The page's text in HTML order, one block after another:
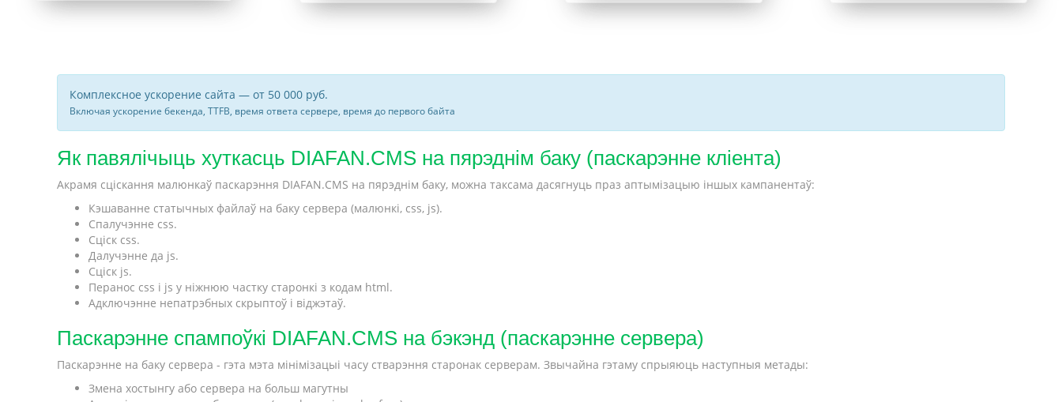
Комплексное ускорение сайта — от 50 000 руб.
Включая ускорение бекенда, TTFB, время ответа сервере, время до первого байта
Як павялічыць хуткасць DIAFAN.CMS на пярэднім баку (паскарэнне кліента)
Акрамя сціскання малюнкаў паскарэння DIAFAN.CMS на пярэднім баку, можна таксама дасягнуць праз аптымізацыю іншых кампанентаў:
Кэшаванне статычных файлаў на баку сервера (малюнкі, css, js).
Спалучэнне css.
Сціск css.
Далучэнне да js.
Сціск js.
Перанос css і js у ніжнюю частку старонкі з кодам html.
Адключэнне непатрэбных скрыптоў і віджэтаў.
Паскарэнне спампоўкі DIAFAN.CMS на бэкэнд (паскарэнне сервера)
Паскарэнне на баку сервера - гэта мэта мінімізацыі часу стварэння старонак серверам. Звычайна гэтаму спрыяюць наступныя метады:
Змена хостынгу або сервера на больш магутны